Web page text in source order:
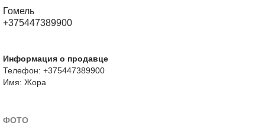
Гомель
+375447389900
Информация о продавце
Телефон: +375447389900
Имя: Жора
ФОТО